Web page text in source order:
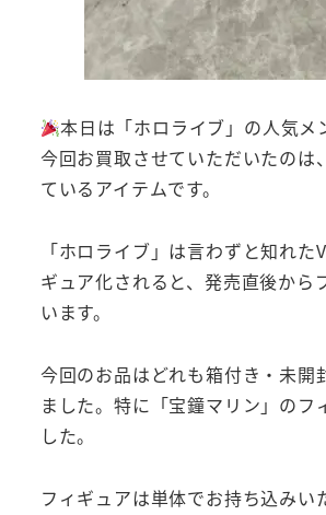
本日は「ホロライブ」の人気メ
今回お買取させていただいたの
ているアイテムです。
「ホロライブ」は言わずと知れ
ギュア化されると、発売直後か
います。
今回のお品はどれも箱付き・未
ました。特に「宝鐘マリン」の
した。
フィギュアは単体でお持ち込み